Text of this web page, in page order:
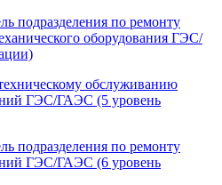
подразделения по ремонту
оборудования ГЭС/
обслуживанию
ГЭС/ГАЭС (5 уровень
подразделения по ремонту
ГЭС/ГАЭС (6 уровень